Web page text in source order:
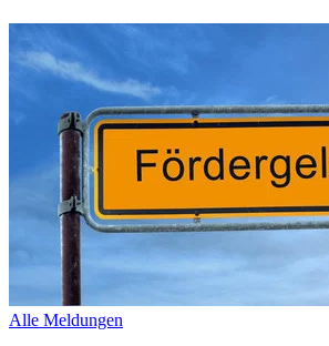
Alle Meldungen